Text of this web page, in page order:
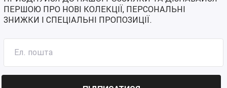
ПЕРШОЮ ПРО НОВІ КОЛЕКЦІЇ, ПЕРСОНАЛЬНІ
ЗНИЖКИ І СПЕЦІАЛЬНІ ПРОПОЗИЦІЇ.